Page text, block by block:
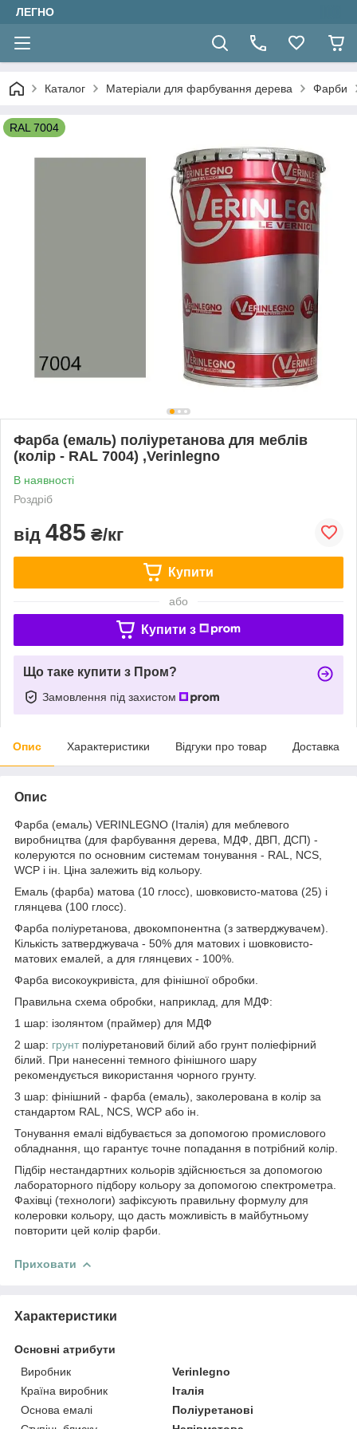
ЛЕГНО
Каталог Матеріали для фарбування дерева Фарби
RAL 7004
Фарба (емаль) поліуретанова для меблів
(колір - RAL 7004) ,Verinlegno
В наявності
Роздріб
від 485 ₴/кг
Купити
або
Купити з
Що таке купити з Пром?
Замовлення під захистом
Опис Характеристики Відгуки про товар Доставка
Опис
Фарба (емаль) VERINLEGNO (Італія) для меблевого
виробництва (для фарбування дерева, МДФ, ДВП, ДСП) -
колеруются по основним системам тонування - RAL, NCS,
WCP і ін. Ціна залежить від кольору.
Емаль (фарба) матова (10 глосс), шовковисто-матова (25) і
глянцева (100 глосс).
Фарба поліуретанова, двокомпонентна (з затверджувачем).
Кількість затверджувача - 50% для матових і шовковисто-
матових емалей, а для глянцевих - 100%.
Фарба високоукривіста, для фінішної обробки.
Правильна схема обробки, наприклад, для МДФ:
1 шар: ізолянтом (праймер) для МДФ
2 шар: грунт поліуретановий білий або грунт поліефірний
білий. При нанесенні темного фінішного шару
рекомендується використання чорного грунту.
3 шар: фінішний - фарба (емаль), заколерована в колір за
стандартом RAL, NCS, WCP або ін.
Тонування емалі відбувається за допомогою промислового
обладнання, що гарантує точне попадання в потрібний колір.
Підбір нестандартних кольорів здійснюється за допомогою
лабораторного підбору кольору за допомогою спектрометра.
Фахівці (технологи) зафіксують правильну формулу для
колеровки кольору, що дасть можливість в майбутньому
повторити цей колір фарби.
Приховати
Характеристики
Основні атрибути
Виробник
Verinlegno
Країна виробник
Італія
Основа емалі
Поліуретанові